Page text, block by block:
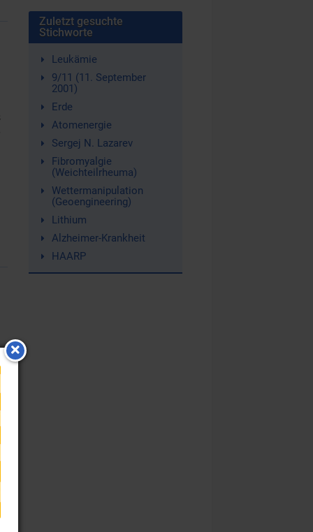
Zuletzt gesuchte
Stichworte
Leukämie
9/11 (11. September
2001)
Erde
Atomenergie
Sergej N. Lazarev
Fibromyalgie
(Weichteilrheuma)
Wettermanipulation
(Geoengineering)
Lithium
Alzheimer-Krankheit
HAARP